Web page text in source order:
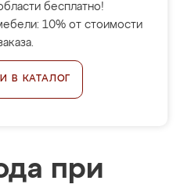
бесплатно!
10% от стоимости
В КАТАЛОГ
при